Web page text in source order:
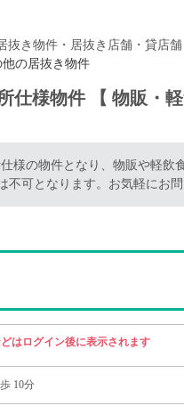
抜き物件・居抜き店舗・貸店舗
の居抜き物件
仕様物件 【 物販・
様の物件となり、物販や軽飲
可となります。お気軽にお問
はログイン後に表示されます
10分